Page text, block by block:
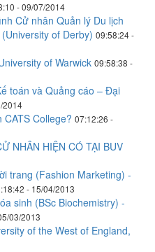
- 09/07/2014
Cử nhân Quản lý Du lịch
of Derby) 09:58:24 -
of Warwick 09:58:38 -
toán và Quảng cáo – Đại
2014
CATS College? 07:12:26 -
NHÂN HIỆN CÓ TẠI BUV
trang (Fashion Marketing) -
- 15/04/2013
sinh (BSc Biochemistry) -
03/2013
of the West of England,